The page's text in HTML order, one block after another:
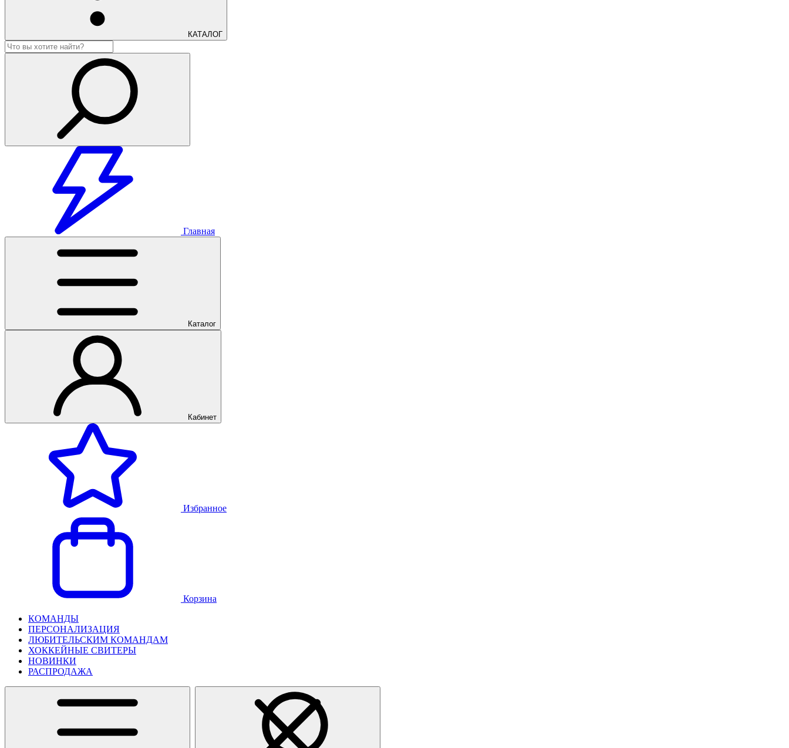
КАТАЛОГ
Главная
Каталог
Кабинет
Избранное
Корзина
КОМАНДЫ
ПЕРСОНАЛИЗАЦИЯ
ЛЮБИТЕЛЬСКИМ КОМАНДАМ
ХОККЕЙНЫЕ СВИТЕРЫ
НОВИНКИ
РАСПРОДАЖА